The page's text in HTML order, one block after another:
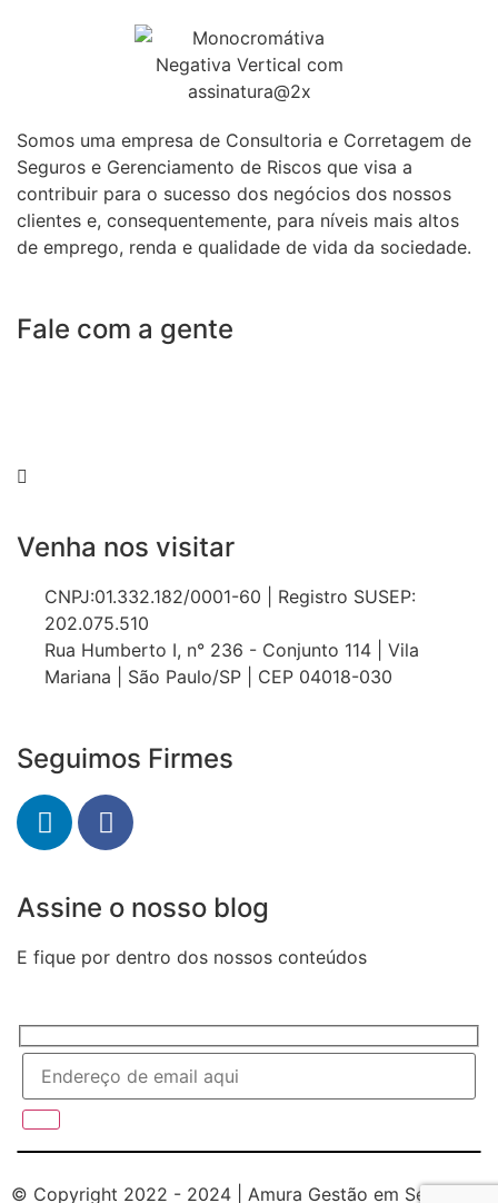
Somos uma empresa de Consultoria e Corretagem de
Seguros e Gerenciamento de Riscos que visa a
contribuir para o sucesso dos negócios dos nossos
clientes e, consequentemente, para níveis mais altos
de emprego, renda e qualidade de vida da sociedade.
Fale com a gente
Venha nos visitar
CNPJ:01.332.182/0001-60 | Registro SUSEP:
202.075.510
Rua Humberto I, n° 236 - Conjunto 114 | Vila
Mariana | São Paulo/SP | CEP 04018-030
Seguimos Firmes
Assine o nosso blog
E fique por dentro dos nossos conteúdos
© Copyright 2022 - 2024 | Amura Gestão em Seguros